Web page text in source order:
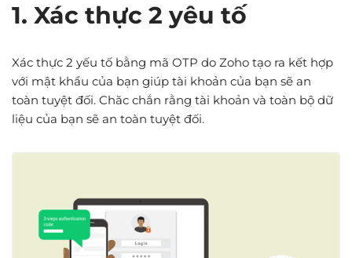
1. Xác thực 2 yêu tố
Xác thực 2 yếu tố bằng mã OTP do Zoho tạo ra kết hợp
với mật khẩu của bạn giúp tài khoản của bạn sẽ an
toàn tuyệt đối. Chăc chắn rằng tài khoản và toàn bộ dữ
liệu của bạn sẽ an toàn tuyệt đối.